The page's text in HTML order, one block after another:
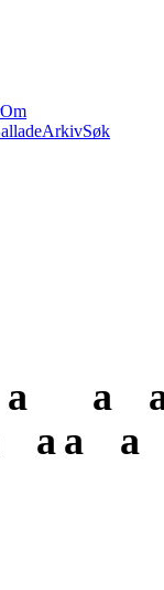
Om
ArkivSøk
a